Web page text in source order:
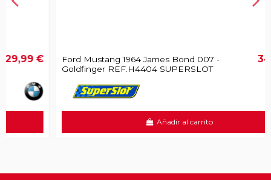
Ford Mustang 1964 James Bond 007 -
Goldfinger REF.H4404 SUPERSLOT
34,99 €
Añadir al carrito